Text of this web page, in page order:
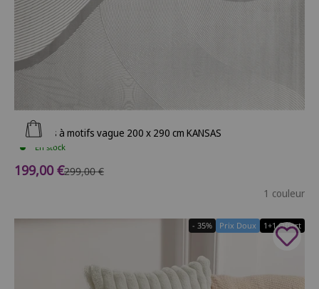
Ajouter au panier
Tapis gris à motifs vague 200 x 290 cm KANSAS
En stock
Prix de vente
199,00 €Prix normal
299,00 €
1 couleur
1+1 Offert
Prix Doux
- 35%